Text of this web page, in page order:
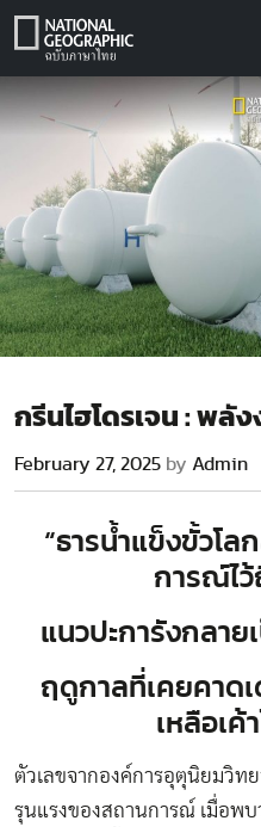
Skip
กรีนไฮโดรเจน : พลั
February 27, 2025 by Admin
“ธารน้ำแข็งขั้วโล
การณ์ไ
แนวปะการังกลาย
ฤดูกาลที่เคยคาด
เหลือเค้
ตัวเลขจากองค์การอุตุนิยมวิท
รุนแรงของสถานการณ์ เมื่อพ